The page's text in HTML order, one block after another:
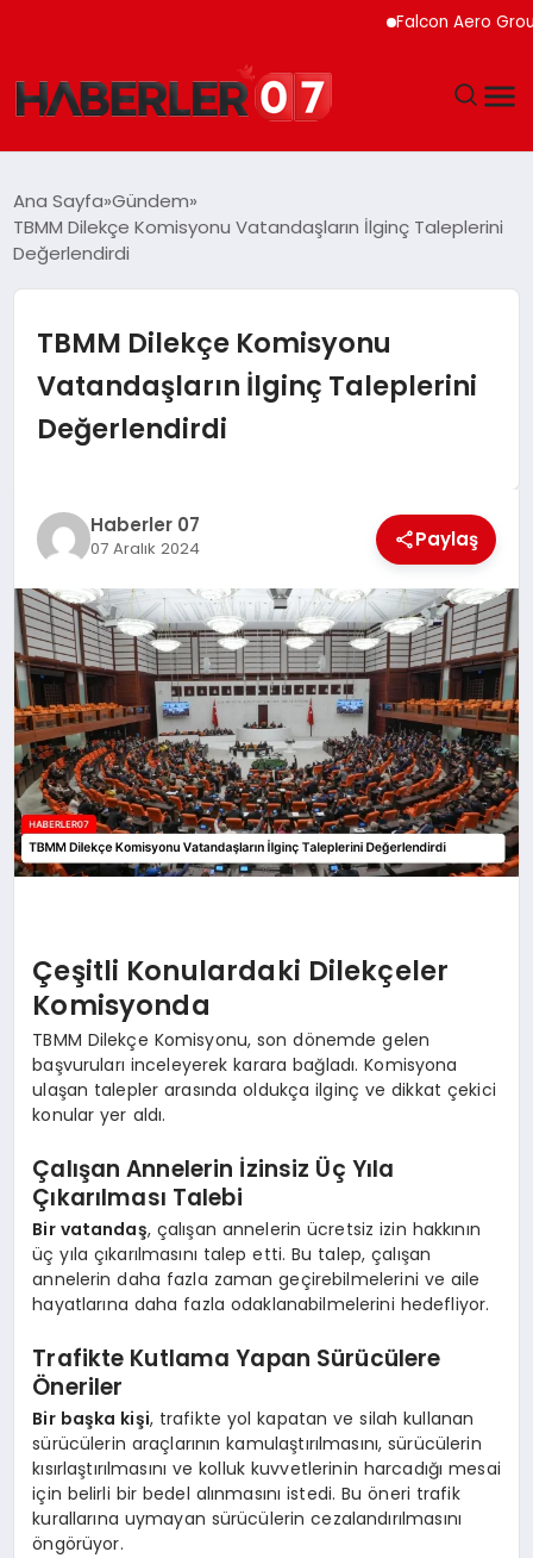
Falcon Aero Group,
EKONOMI
TEKNOLOJI
MAGAZIN
DIĞER
Ana Sayfa Gündem
TBMM Dilekçe Komisyonu Vatandaşların İlginç Taleplerini
Değerlendirdi
TBMM Dilekçe Komisyonu
Vatandaşların İlginç Taleplerini
Değerlendirdi
Haberler 07
07 Aralık 2024 Paylaş
Çeşitli Konulardaki Dilekçeler
Komisyonda
TBMM Dilekçe Komisyonu, son dönemde gelen
başvuruları inceleyerek karara bağladı. Komisyona
ulaşan talepler arasında oldukça ilginç ve dikkat çekici
konular yer aldı.
Çalışan Annelerin İzinsiz Üç Yıla
Çıkarılması Talebi
Bir vatandaş, çalışan annelerin ücretsiz izin hakkının
üç yıla çıkarılmasını talep etti. Bu talep, çalışan
annelerin daha fazla zaman geçirebilmelerini ve aile
hayatlarına daha fazla odaklanabilmelerini hedefliyor.
Trafikte Kutlama Yapan Sürücülere
Öneriler
Bir başka kişi, trafikte yol kapatan ve silah kullanan
sürücülerin araçlarının kamulaştırılmasını, sürücülerin
kısırlaştırılmasını ve kolluk kuvvetlerinin harcadığı mesai
için belirli bir bedel alınmasını istedi. Bu öneri trafik
kurallarına uymayan sürücülerin cezalandırılmasını
öngörüyor.